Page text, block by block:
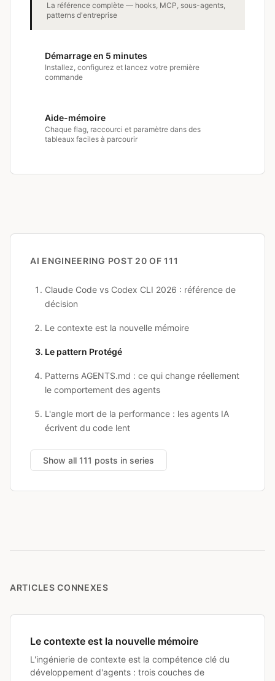
La référence complète — hooks, MCP, sous-agents,
patterns d'entreprise
Démarrage en 5 minutes
Installez, configurez et lancez votre première
commande
Aide-mémoire
Chaque flag, raccourci et paramètre dans des
tableaux faciles à parcourir
AI ENGINEERING POST 20 OF 111
Claude Code vs Codex CLI 2026 : référence de
décision
Le contexte est la nouvelle mémoire
Le pattern Protégé
Patterns AGENTS.md : ce qui change réellement
le comportement des agents
L'angle mort de la performance : les agents IA
écrivent du code lent
Show all 111 posts in series
ARTICLES CONNEXES
Le contexte est la nouvelle mémoire
L'ingénierie de contexte est la compétence clé du
développement d'agents : trois couches de